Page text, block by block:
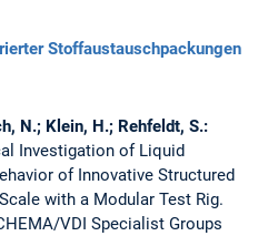
Stoffaustauschpackungen
N.; Klein, H.; Rehfeldt, S.:
Investigation of Liquid
of Innovative Structured
with a Modular Test Rig.
VDI Specialist Groups